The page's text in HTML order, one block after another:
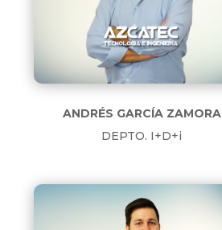
ANDRÉS GARCÍA ZAMORA
DEPTO. I+D+i